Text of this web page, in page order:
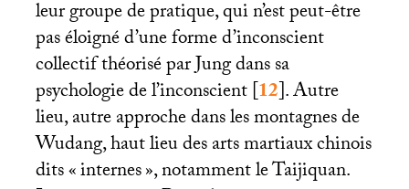
leur groupe de pratique, qui n’est peut-être
pas éloigné d’une forme d’inconscient
collectif théorisé par Jung dans sa
psychologie de l’inconscient[12]. Autre
lieu, autre approche dans les montagnes de
Wudang, haut lieu des arts martiaux chinois
dits «internes», notamment le Taijiquan.